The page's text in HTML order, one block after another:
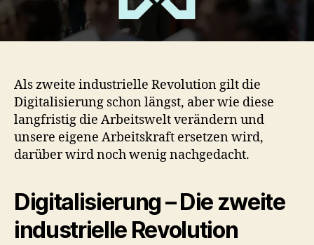
Als zweite industrielle Revolution gilt die
Digitalisierung schon längst, aber wie diese
langfristig die Arbeitswelt verändern und
unsere eigene Arbeitskraft ersetzen wird,
darüber wird noch wenig nachgedacht.
Digitalisierung – Die zweite
industrielle Revolution